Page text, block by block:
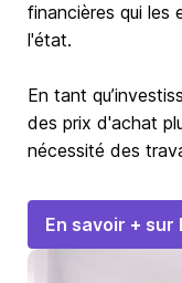
financières qui les
l'état.
En tant
des prix d'achat
nécessité des
En savoir +